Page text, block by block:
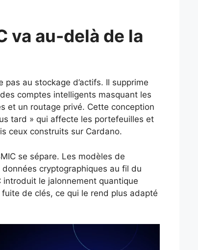
va au-delà de la
au stockage d’actifs. Il supprime
comptes intelligents masquant les
et un routage privé. Cette conception
tard » qui affecte les portefeuilles et
ceux construits sur Cardano.
se sépare. Les modèles de
cryptographiques au fil du
le jalonnement quantique
de clés, ce qui le rend plus adapté